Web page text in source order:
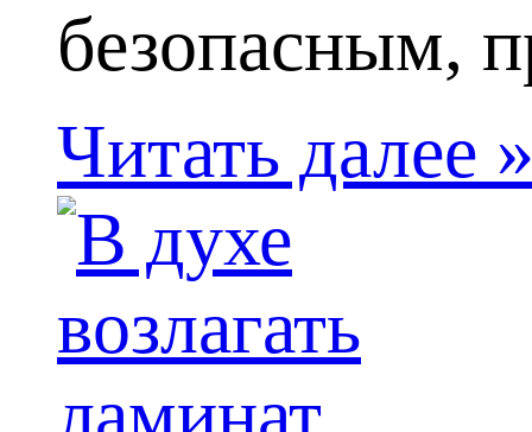
безопасным,
Читать далее